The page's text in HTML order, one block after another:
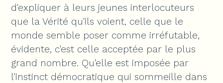
d'expliquer à leurs jeunes interlocuteurs
que la Vérité qu'ils voient, celle que le
monde semble poser comme irréfutable,
évidente, c'est celle acceptée par le plus
grand nombre. Qu'elle est imposée par
l'instinct démocratique qui sommeille dans